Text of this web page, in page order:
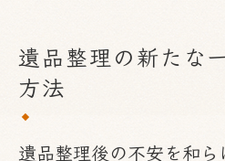
遺品整理の新たな
方法
遺品整理後の不安を和